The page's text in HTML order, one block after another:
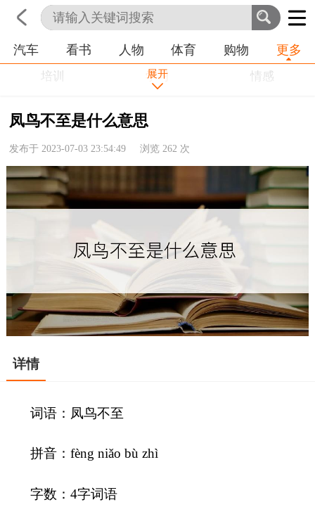
首页 科技 生活 职业
汽车 看书 人物 体育 购物 更多
培训 学习
情感
农业
命理
健康
历史
展开
凤鸟不至是什么意思
发布于 2023-07-03 23:54:49 浏览262 次
详情
词语：凤鸟不至
拼音：fèng niǎo bù zhì
字数：4字词语